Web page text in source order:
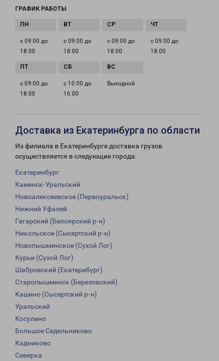
ГРАФИК РАБОТЫ
с 09:00 до
18:00
с 09:00 до
18:00
с 09:00 до
18:00
с 09:00 до
18:00
с 09:00 до
18:00
с 10:00 до
16:00
Выходной
Доставка из Екатеринбурга по области
Из филиала в Екатеринбурге доставка грузов
осуществляется в следующие города:
Екатеринбург
Каменск-Уральский
Новоалексеевское (Первоуральск)
Нижний Уфалей
Гагарский (Белоярский р-н)
Никольское (Сысертский р-н)
Новопышминское (Сухой Лог)
Курьи (Сухой Лог)
Шабровский (Екатерибург)
Старопышминск (Березовский)
Кашино (Сысертский р-н)
Уральский
Косулино
Большое Седельниково
Кадниково
Северка